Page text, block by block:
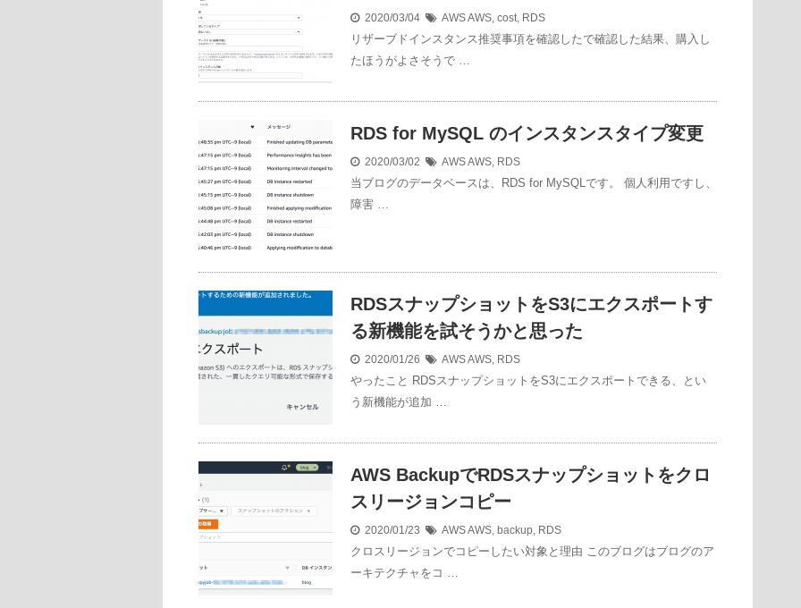
2020/03/04 AWSAWS, cost, RDS
リザーブドインスタンス推奨事項を確認したで確認した結果、購入し
たほうがよさそうで …
RDS for MySQL のインスタンスタイプ変更
2020/03/02 AWSAWS, RDS
当ブログのデータベースは、RDS for MySQLです。 個人利用ですし、
障害 …
RDSスナップショットをS3にエクスポートす
る新機能を試そうかと思った
2020/01/26 AWSAWS, RDS
やったこと RDSスナップショットをS3にエクスポートできる、とい
う新機能が追加 …
AWS BackupでRDSスナップショットをクロ
スリージョンコピー
2020/01/23 AWSAWS, backup, RDS
クロスリージョンでコピーしたい対象と理由 このブログはブログのア
ーキテクチャをコ …